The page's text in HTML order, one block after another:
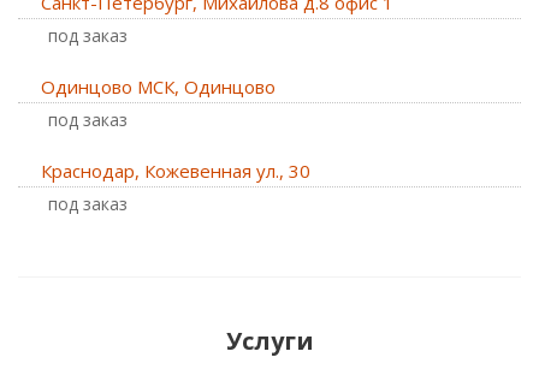
Под заказ
Одинцово МСК, Одинцово
Под заказ
Краснодар, Кожевенная ул., 30
Под заказ
Услуги